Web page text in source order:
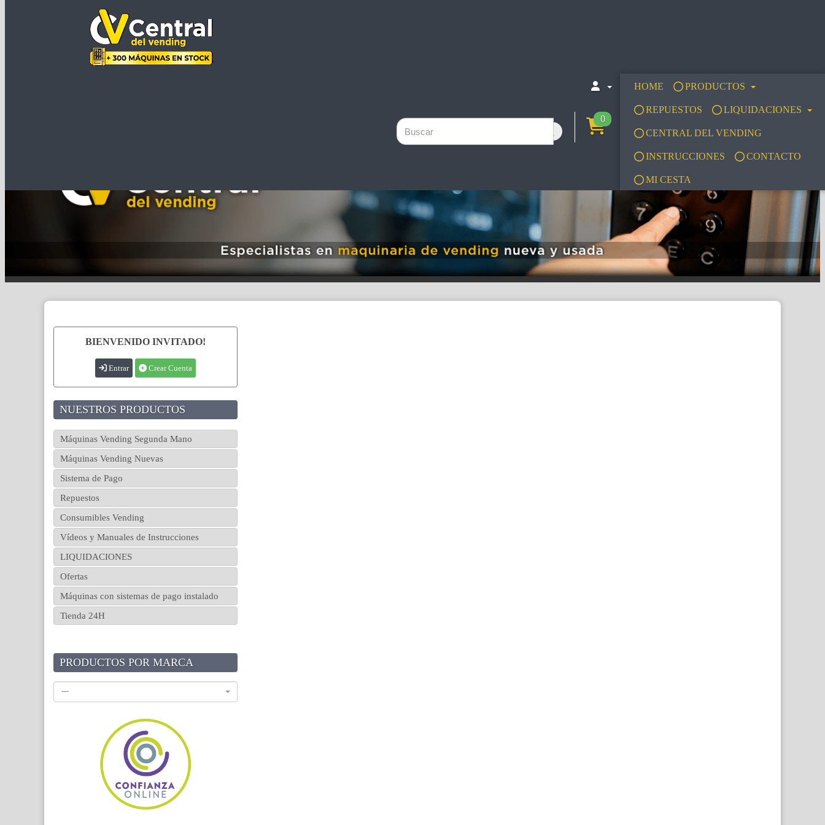
0
HOME PRODUCTOS
REPUESTOS LIQUIDACIONES
CENTRAL DEL VENDING
INSTRUCCIONES CONTACTO
MI CESTA
BIENVENIDO INVITADO!
Entrar Crear Cuenta
NUESTROS PRODUCTOS
Máquinas Vending Segunda Mano
Máquinas Vending Nuevas
Sistema de Pago
Repuestos
Consumibles Vending
Vídeos y Manuales de Instrucciones
LIQUIDACIONES
Ofertas
Máquinas con sistemas de pago instalado
Tienda 24H
PRODUCTOS POR MARCA
---